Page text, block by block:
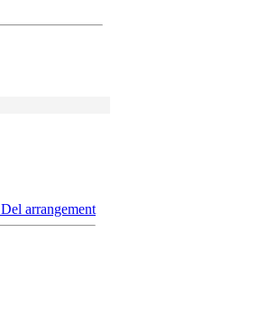
Del arrangement